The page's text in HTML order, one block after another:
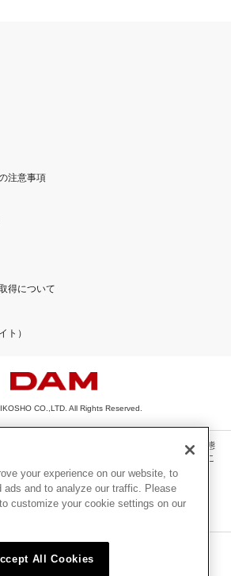
注意事項
得について
ト）
CO.,LTD. All Rights Reserved.
切の文章・画像・写真・動画・音声等を、手段や形態
囲を超えて無断で複製、転載、ファイル化などするこ
よりご利用いただけない場合があります。
配信内容が変更になる場合があります。
ない場合があります。
6602250112Y38026 6602250240Y31015
your experience on our website, to
ads and to analyze our traffic. Please
customize your cookie settings on our
All Cookies